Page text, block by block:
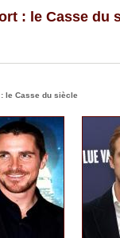
: le Casse du
le Casse du siècle